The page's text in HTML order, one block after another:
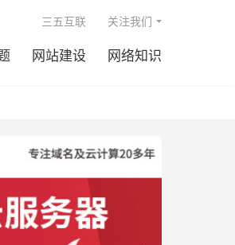
网站建设 网络知识
三五互联 关注我们